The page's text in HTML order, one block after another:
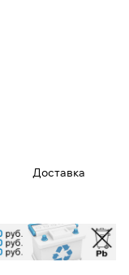
Доставка